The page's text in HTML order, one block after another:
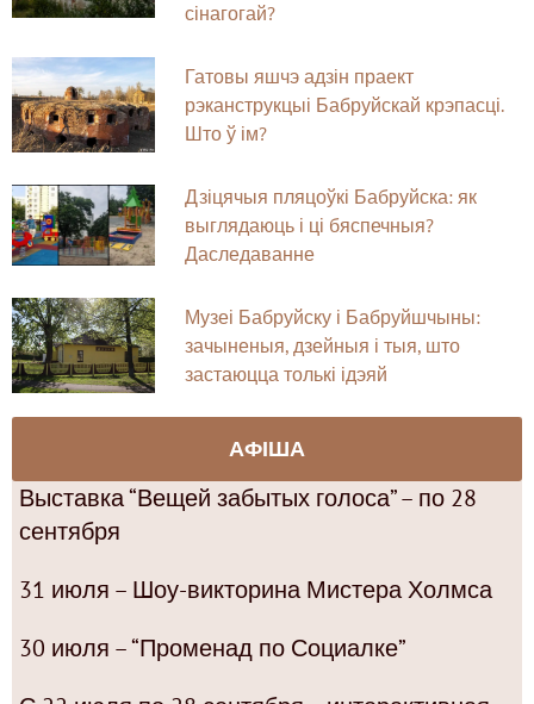
сінагогай?
Гатовы яшчэ адзін праект
рэканструкцыі Бабруйскай крэпасці.
Што ў ім?
Дзіцячыя пляцоўкі Бабруйска: як
выглядаюць і ці бяспечныя?
Даследаванне
Музеі Бабруйску і Бабруйшчыны:
зачыненыя, дзейныя і тыя, што
застаюцца толькі ідэяй
АФІША
Выставка “Вещей забытых голоса” – по 28
сентября
31 июля – Шоу-викторина Мистера Холмса
30 июля – “Променад по Социалке”